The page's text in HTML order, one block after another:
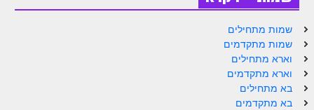
הזוהר הקדוש וארא מתחילים
הזוהר הקדוש וארא מתקדמים
הזוהר הקדוש בא מתחילים
הזוהר הקדוש בא מתקדמים
שמות מתחילים
שמות מתקדמים
וארא מתחילים
וארא מתקדמים
בא מתחילים
בא מתקדמים